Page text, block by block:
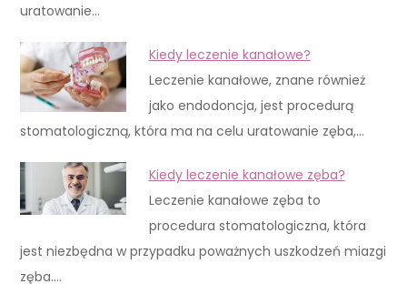
uratowanie…
Kiedy leczenie kanałowe?
Leczenie kanałowe, znane również
jako endodoncja, jest procedurą
stomatologiczną, która ma na celu uratowanie zęba,…
Kiedy leczenie kanałowe zęba?
Leczenie kanałowe zęba to
procedura stomatologiczna, która
jest niezbędna w przypadku poważnych uszkodzeń miazgi
zęba.…